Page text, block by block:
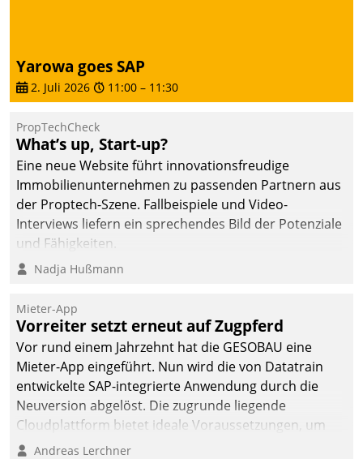
zielgerichtete
Mieterbefragungen – eine
starke Grundlage für
intelligente,
datengestützte
Entscheidungen.
Yarowa goes SAP
2. Juli 2026 11:00 – 11:30
PropTechCheck
What’s up, Start-up?
Eine neue Website führt innovationsfreudige
Immobilienunternehmen zu passenden Partnern aus
der Proptech-Szene. Fallbeispiele und Video-
Interviews liefern ein sprechendes Bild der Potenziale
und Fähigkeiten.
Nadja Hußmann
Mieter-App
Vorreiter setzt erneut auf Zugpferd
Vor rund einem Jahrzehnt hat die GESOBAU eine
Mieter-App eingeführt. Nun wird die von Datatrain
entwickelte SAP-integrierte Anwendung durch die
Neuversion abgelöst. Die zugrunde liegende
Cloudplattform bietet ideale Voraussetzungen, um
die Funktionalität der App zu erweitern und weitere
Andreas Lerchner